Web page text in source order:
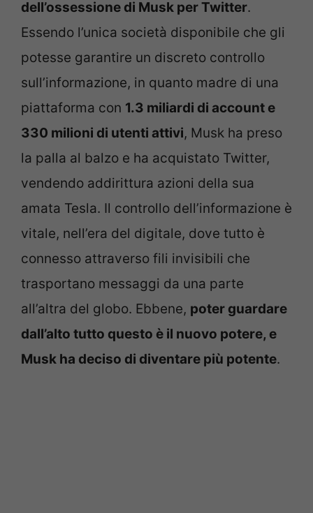
dell’ossessione di Musk per Twitter.
Essendo l’unica società disponibile che gli
potesse garantire un discreto controllo
sull’informazione, in quanto madre di una
piattaforma con 1.3 miliardi di account e
330 milioni di utenti attivi, Musk ha preso
la palla al balzo e ha acquistato Twitter,
vendendo addirittura azioni della sua
amata Tesla. Il controllo dell’informazione è
vitale, nell’era del digitale, dove tutto è
connesso attraverso fili invisibili che
trasportano messaggi da una parte
all’altra del globo. Ebbene, poter guardare
dall’alto tutto questo è il nuovo potere, e
Musk ha deciso di diventare più potente.